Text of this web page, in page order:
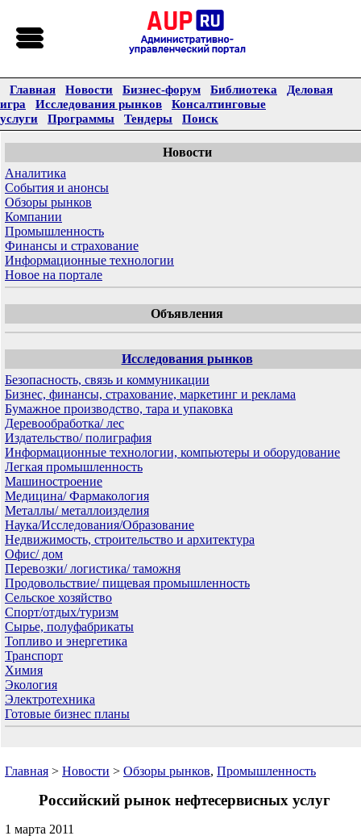
Главная Новости Бизнес-форум Библиотека
Деловая
игра
Исследования рынков
Консалтинговые
услуги
Программы Тендеры Поиск
Новости
Аналитика
События и анонсы
Обзоры рынков
Компании
Промышленность
Финансы и страхование
Информационные технологии
Новое на портале
Объявления
Исследования рынков
Безопасность, связь и коммуникации
Бизнес, финансы, страхование, маркетинг и реклама
Бумажное производство, тара и упаковка
Деревообработка/ лес
Издательство/ полиграфия
Информационные технологии, компьютеры и оборудование
Легкая промышленность
Машиностроение
Медицина/ Фармакология
Металлы/ металлоизделия
Наука/Исследования/Образование
Недвижимость, строительство и архитектура
Офис/ дом
Перевозки/ логистика/ таможня
Продовольствие/ пищевая промышленность
Сельское хозяйство
Спорт/отдых/туризм
Сырье, полуфабрикаты
Топливо и энергетика
Транспорт
Химия
Экология
Электротехника
Готовые бизнес планы
Главная > Новости > Обзоры рынков, Промышленность
Российский рынок нефтесервисных услуг
1 марта 2011